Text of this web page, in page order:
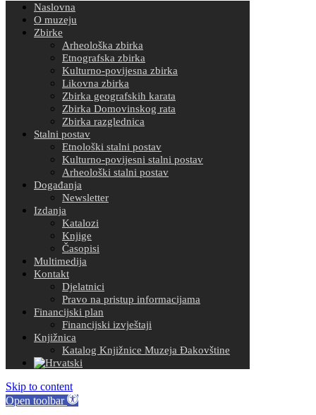
Naslovna
O muzeju
Zbirke
Arheološka zbirka
Etnografska zbirka
Kulturno-povijesna zbirka
Likovna zbirka
Zbirka geografskih karata
Zbirka Domovinskog rata
Zbirka razglednica
Stalni postav
Etnološki stalni postav
Kulturno-povijesni stalni postav
Arheološki stalni postav
Događanja
Newsletter
Izdanja
Katalozi
Knjige
Časopisi
Multimedija
Kontakt
Djelatnici
Pravo na pristup informacijama
Financijski plan
Financijski izvještaji
Knjižnica
Katalog Knjižnice Muzeja Đakovštine
Skip to content
Open toolbar